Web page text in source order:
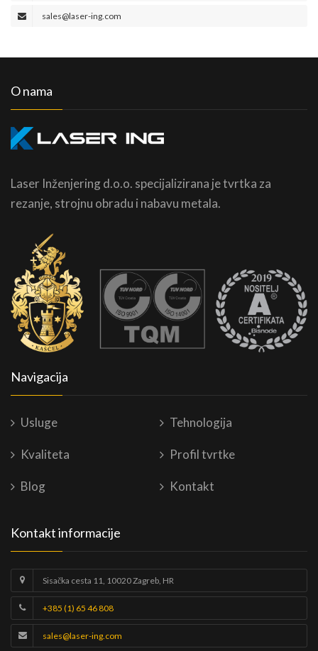
sales@laser-ing.com
O nama
Laser Inženjering d.o.o. specijalizirana je tvrtka za
rezanje, strojnu obradu i nabavu metala.
Navigacija
Usluge Tehnologija
Kvaliteta Profil tvrtke
Blog Kontakt
Kontakt informacije
Sisačka cesta 11, 10020 Zagreb, HR
+385 (1) 65 46 808
sales@laser-ing.com